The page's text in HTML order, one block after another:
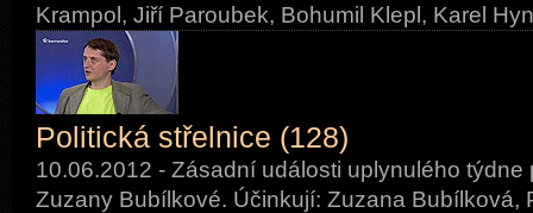
Krampol, Jiří Paroubek, Bohumil Klepl, Karel
Politická střelnice (128)
10.06.2012 - Zásadní události uplynulého týdne
Zuzany Bubílkové. Účinkují: Zuzana Bubílková,